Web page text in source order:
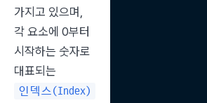
가지고 있으며,
각 요소에 0부터
시작하는 숫자로
인덱스(Index)